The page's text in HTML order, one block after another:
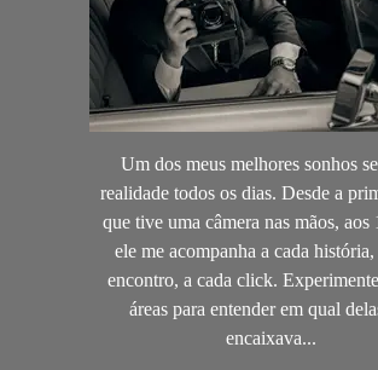
Um dos meus melhores sonhos
realidade todos os dias. Desde a
que tive uma câmera nas mãos, aos
ele me acompanha a cada história,
encontro, a cada click.
áreas para entender em qual
encaixava...